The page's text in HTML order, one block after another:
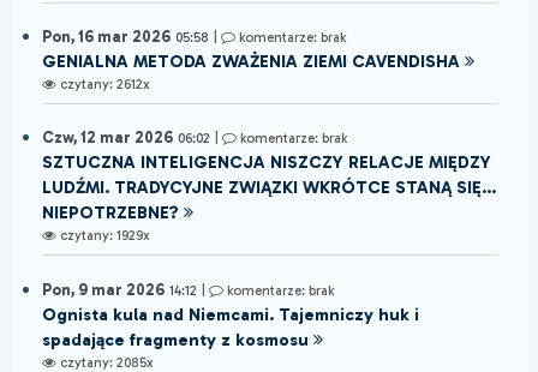
Pon, 16 mar 2026 05:58 komentarze: brak
GENIALNA METODA ZWAŻENIA ZIEMI CAVENDISHA
czytany: 2612x
Czw, 12 mar 2026 06:02 komentarze: brak
SZTUCZNA INTELIGENCJA NISZCZY RELACJE MIĘDZY
LUDŹMI. TRADYCYJNE ZWIĄZKI WKRÓTCE STANĄ SIĘ...
NIEPOTRZEBNE?
czytany: 1929x
Pon, 9 mar 2026 14:12 komentarze: brak
Ognista kula nad Niemcami. Tajemniczy huk i
spadające fragmenty z kosmosu
czytany: 2085x